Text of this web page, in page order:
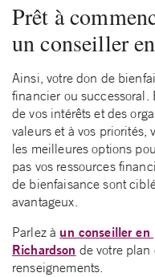
Prêt à
un conseiller
Ainsi, votre don de
financier ou successoral.
de vos intérêts et des
valeurs et à vos priorités,
les meilleures options
pas vos ressources
de bienfaisance sont
avantageux.
Parlez à un conseiller en
Richardson de votre plan
renseignements.